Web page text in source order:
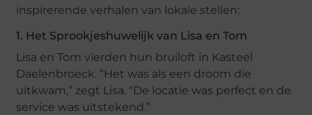
inspirerende verhalen van lokale stellen:
1. Het Sprookjeshuwelijk van Lisa en Tom
Lisa en Tom vierden hun bruiloft in Kasteel
Daelenbroeck. “Het was als een droom die
uitkwam,” zegt Lisa. “De locatie was perfect en de
service was uitstekend.”